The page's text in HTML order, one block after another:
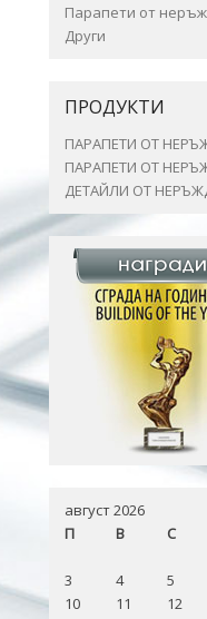
Парапети от
Други
ПРОДУКТИ
ПАРАПЕТИ ОТ
ПАРАПЕТИ ОТ
ДЕТАЙЛИ ОТ
август 2026
П
В С
3
4 5
10
11 12